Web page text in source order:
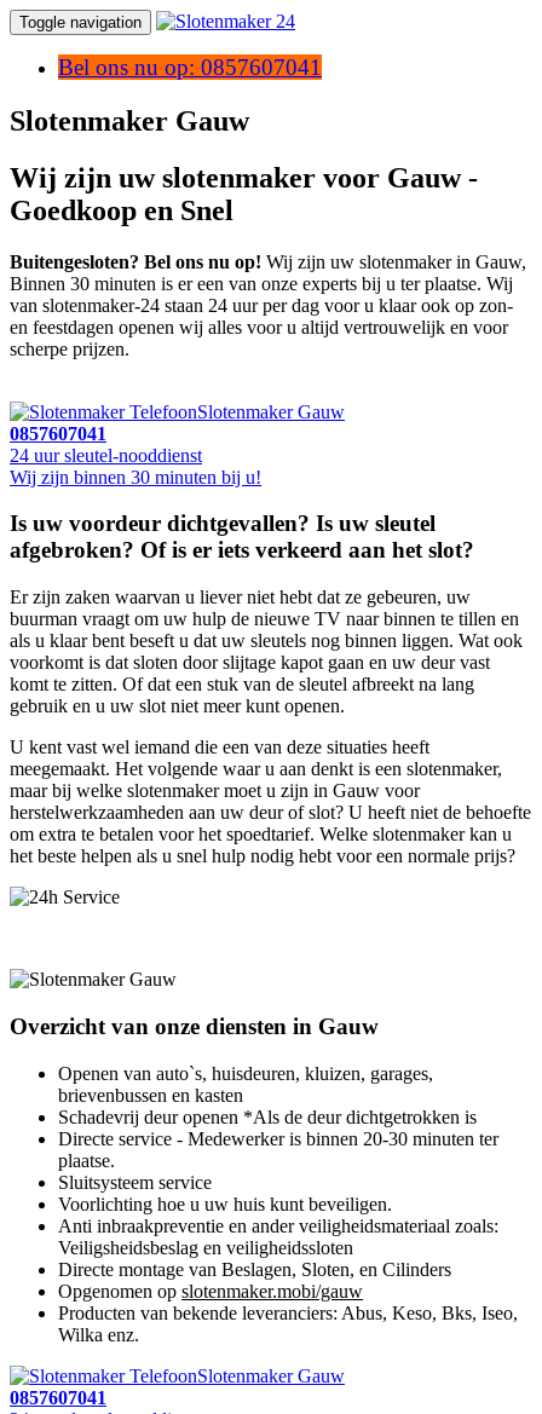
Toggle navigation
Bel ons nu op: 0857607041
Slotenmaker Gauw
Wij zijn uw slotenmaker voor Gauw -
Goedkoop en Snel
Buitengesloten? Bel ons nu op! Wij zijn uw slotenmaker in Gauw,
Binnen 30 minuten is er een van onze experts bij u ter plaatse. Wij
van slotenmaker-24 staan 24 uur per dag voor u klaar ook op zon-
en feestdagen openen wij alles voor u altijd vertrouwelijk en voor
scherpe prijzen.
Slotenmaker Gauw
0857607041
24 uur sleutel-nooddienst
Wij zijn binnen 30 minuten bij u!
Is uw voordeur dichtgevallen? Is uw sleutel
afgebroken? Of is er iets verkeerd aan het slot?
Er zijn zaken waarvan u liever niet hebt dat ze gebeuren, uw
buurman vraagt om uw hulp de nieuwe TV naar binnen te tillen en
als u klaar bent beseft u dat uw sleutels nog binnen liggen. Wat ook
voorkomt is dat sloten door slijtage kapot gaan en uw deur vast
komt te zitten. Of dat een stuk van de sleutel afbreekt na lang
gebruik en u uw slot niet meer kunt openen.
U kent vast wel iemand die een van deze situaties heeft
meegemaakt. Het volgende waar u aan denkt is een slotenmaker,
maar bij welke slotenmaker moet u zijn in Gauw voor
herstelwerkzaamheden aan uw deur of slot? U heeft niet de behoefte
om extra te betalen voor het spoedtarief. Welke slotenmaker kan u
het beste helpen als u snel hulp nodig hebt voor een normale prijs?
Overzicht van onze diensten in Gauw
Openen van auto`s, huisdeuren, kluizen, garages,
brievenbussen en kasten
Schadevrij deur openen *Als de deur dichtgetrokken is
Directe service - Medewerker is binnen 20-30 minuten ter
plaatse.
Sluitsysteem service
Voorlichting hoe u uw huis kunt beveiligen.
Anti inbraakpreventie en ander veiligheidsmateriaal zoals:
Veiligsheidsbeslag en veiligheidssloten
Directe montage van Beslagen, Sloten, en Cilinders
Opgenomen op slotenmaker.mobi/gauw
Producten van bekende leveranciers: Abus, Keso, Bks, Iseo,
Wilka enz.
Slotenmaker Gauw
0857607041